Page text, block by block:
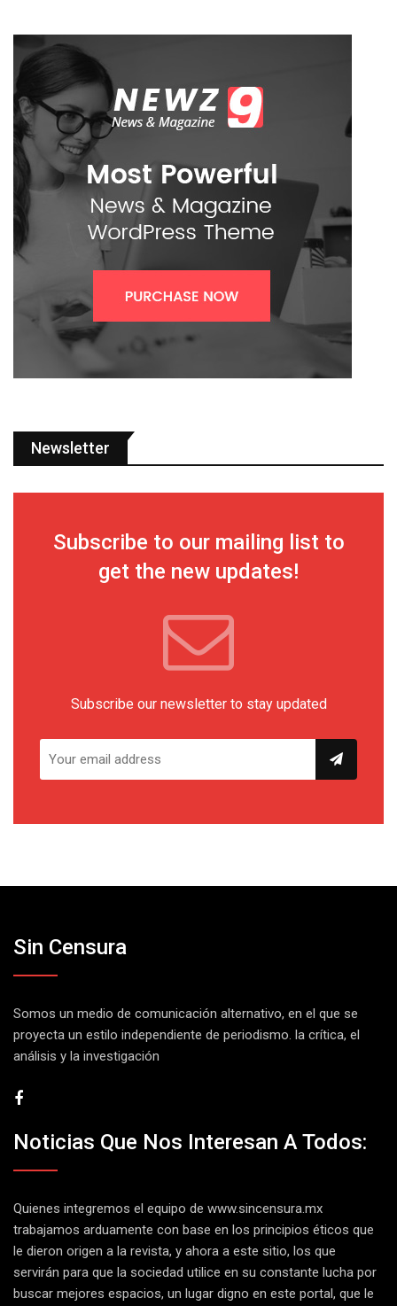
Newsletter
Subscribe to our mailing list to
get the new updates!
Subscribe our newsletter to stay updated
Sin Censura
Somos un medio de comunicación alternativo, en el que se
proyecta un estilo independiente de periodismo. la crítica, el
análisis y la investigación
Noticias Que Nos Interesan A Todos:
Quienes integremos el equipo de www.sincensura.mx
trabajamos arduamente con base en los principios éticos que
le dieron origen a la revista, y ahora a este sitio, los que
servirán para que la sociedad utilice en su constante lucha por
buscar mejores espacios, un lugar digno en este portal, que le